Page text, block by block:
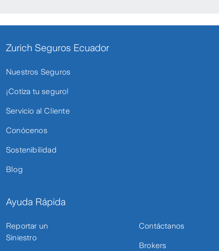
Zurich Seguros Ecuador
Nuestros Seguros
¡Cotiza tu seguro!
Servicio al Cliente
Conócenos
Sostenibilidad
Blog
Ayuda Rápida
Reportar un
Siniestro
Contáctanos
Brokers